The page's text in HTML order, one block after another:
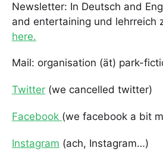
Newsletter: In Deutsch and
and entertaining und lehrreich
here.
Mail: organisation (ät) park-
Twitter (we cancelled twitter)
Facebook (we facebook a bit
Instagram (ach, Instagram…)